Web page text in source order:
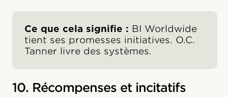
Ce que cela signifie : BI Worldwide
tient ses promesses initiatives. O.C.
Tanner livre des systèmes.
10. Récompenses et incitatifs